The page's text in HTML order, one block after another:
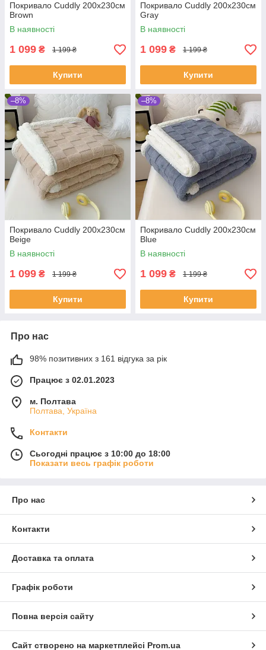
Покривало Cuddly 200х230см
Brown
В наявності
1 099 ₴ 1 199 ₴
Купити
Покривало Cuddly 200х230см
Gray
В наявності
1 099 ₴ 1 199 ₴
Купити
–8%
Покривало Cuddly 200х230см
Beige
В наявності
1 099 ₴ 1 199 ₴
Купити
–8%
Покривало Cuddly 200х230см
Blue
В наявності
1 099 ₴ 1 199 ₴
Купити
Про нас
98% позитивних з 161 відгука за рік
Працює з 02.01.2023
м. Полтава
Полтава, Україна
Контакти
Сьогодні працює з 10:00 до 18:00
Показати весь графік роботи
Про нас
Контакти
Доставка та оплата
Графік роботи
Повна версія сайту
Сайт створено на маркетплейсі Prom.ua